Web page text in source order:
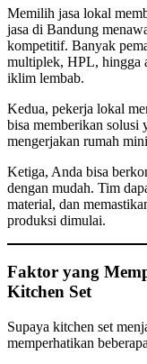
Memilih jasa lokal
jasa di Bandung
kompetitif. Banyak
multiplek, HPL, hingga
iklim lembab.
Kedua, pekerja lokal
bisa memberikan solusi
mengerjakan rumah
Ketiga, Anda bisa
dengan mudah. Tim
material, dan
produksi dimulai.
Faktor yang
Kitchen Set
Supaya kitchen set
memperhatikan